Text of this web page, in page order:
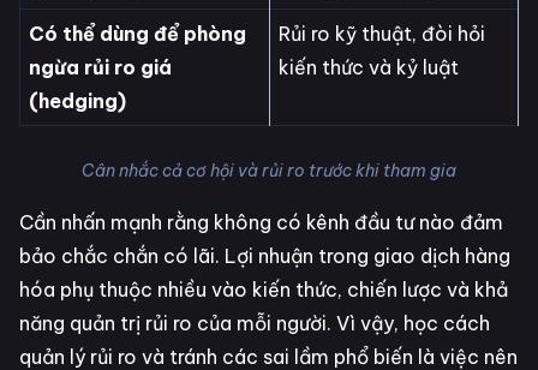
Có thể dùng để phòng
ngừa rủi ro giá
(hedging)
Rủi ro kỹ thuật, đòi hỏi
kiến thức và kỷ luật
Cân nhắc cả cơ hội và rủi ro trước khi tham gia
Cần nhấn mạnh rằng không có kênh đầu tư nào đảm
bảo chắc chắn có lãi. Lợi nhuận trong giao dịch hàng
hóa phụ thuộc nhiều vào kiến thức, chiến lược và khả
năng quản trị rủi ro của mỗi người. Vì vậy, học cách
quản lý rủi ro và tránh các sai lầm phổ biến là việc nên